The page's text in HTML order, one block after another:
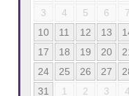
3
4 5 6 7
10
11 12 13
17
18 19 20
24
25 26 27
31
1 2 3 4